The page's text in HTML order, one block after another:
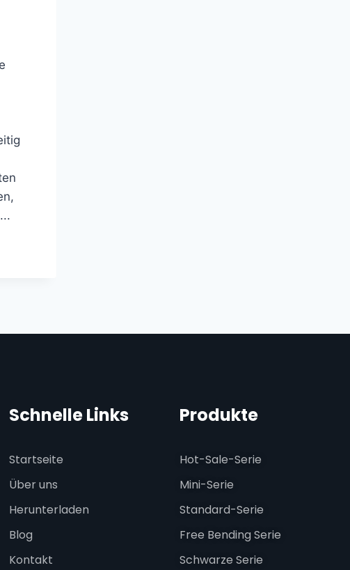
Schnelle Links
Startseite
Über uns
Herunterladen
Blog
Kontakt
Produkte
Hot-Sale-Serie
Mini-Serie
Standard-Serie
Free Bending Serie
Schwarze Serie